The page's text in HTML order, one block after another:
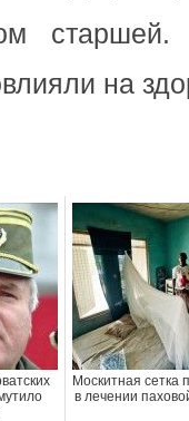
на
Москитная сетка
в лечении